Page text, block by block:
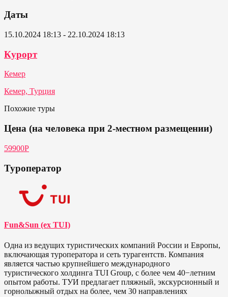
Даты
15.10.2024 18:13 - 22.10.2024 18:13
Курорт
Кемер
Кемер, Турция
Похожие туры
Цена (на человека при 2-местном размещении)
59900Р
Туроператор
Fun&Sun (ex TUI)
Одна из ведущих туристических компаний России и Европы,
включающая туроператора и сеть турагентств. Компания
является частью крупнейшего международного
туристического холдинга TUI Group, с более чем 40−летним
опытом работы. ТУИ предлагает пляжный, экскурсионный и
горнолыжный отдых на более, чем 30 направлениях